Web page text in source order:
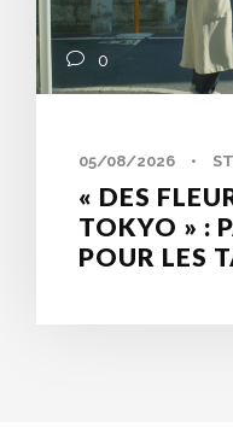
0
05/08/2026 •
« DES
TOKYO » :
POUR LES